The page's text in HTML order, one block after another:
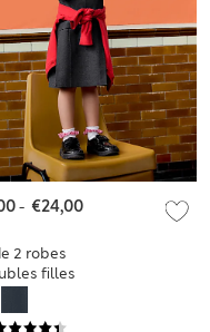
2 robes
filles
(du 2 au
- €24,00